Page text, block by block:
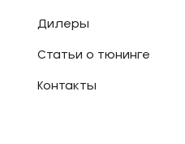
Дилеры
Статьи о тюнинге
Контакты